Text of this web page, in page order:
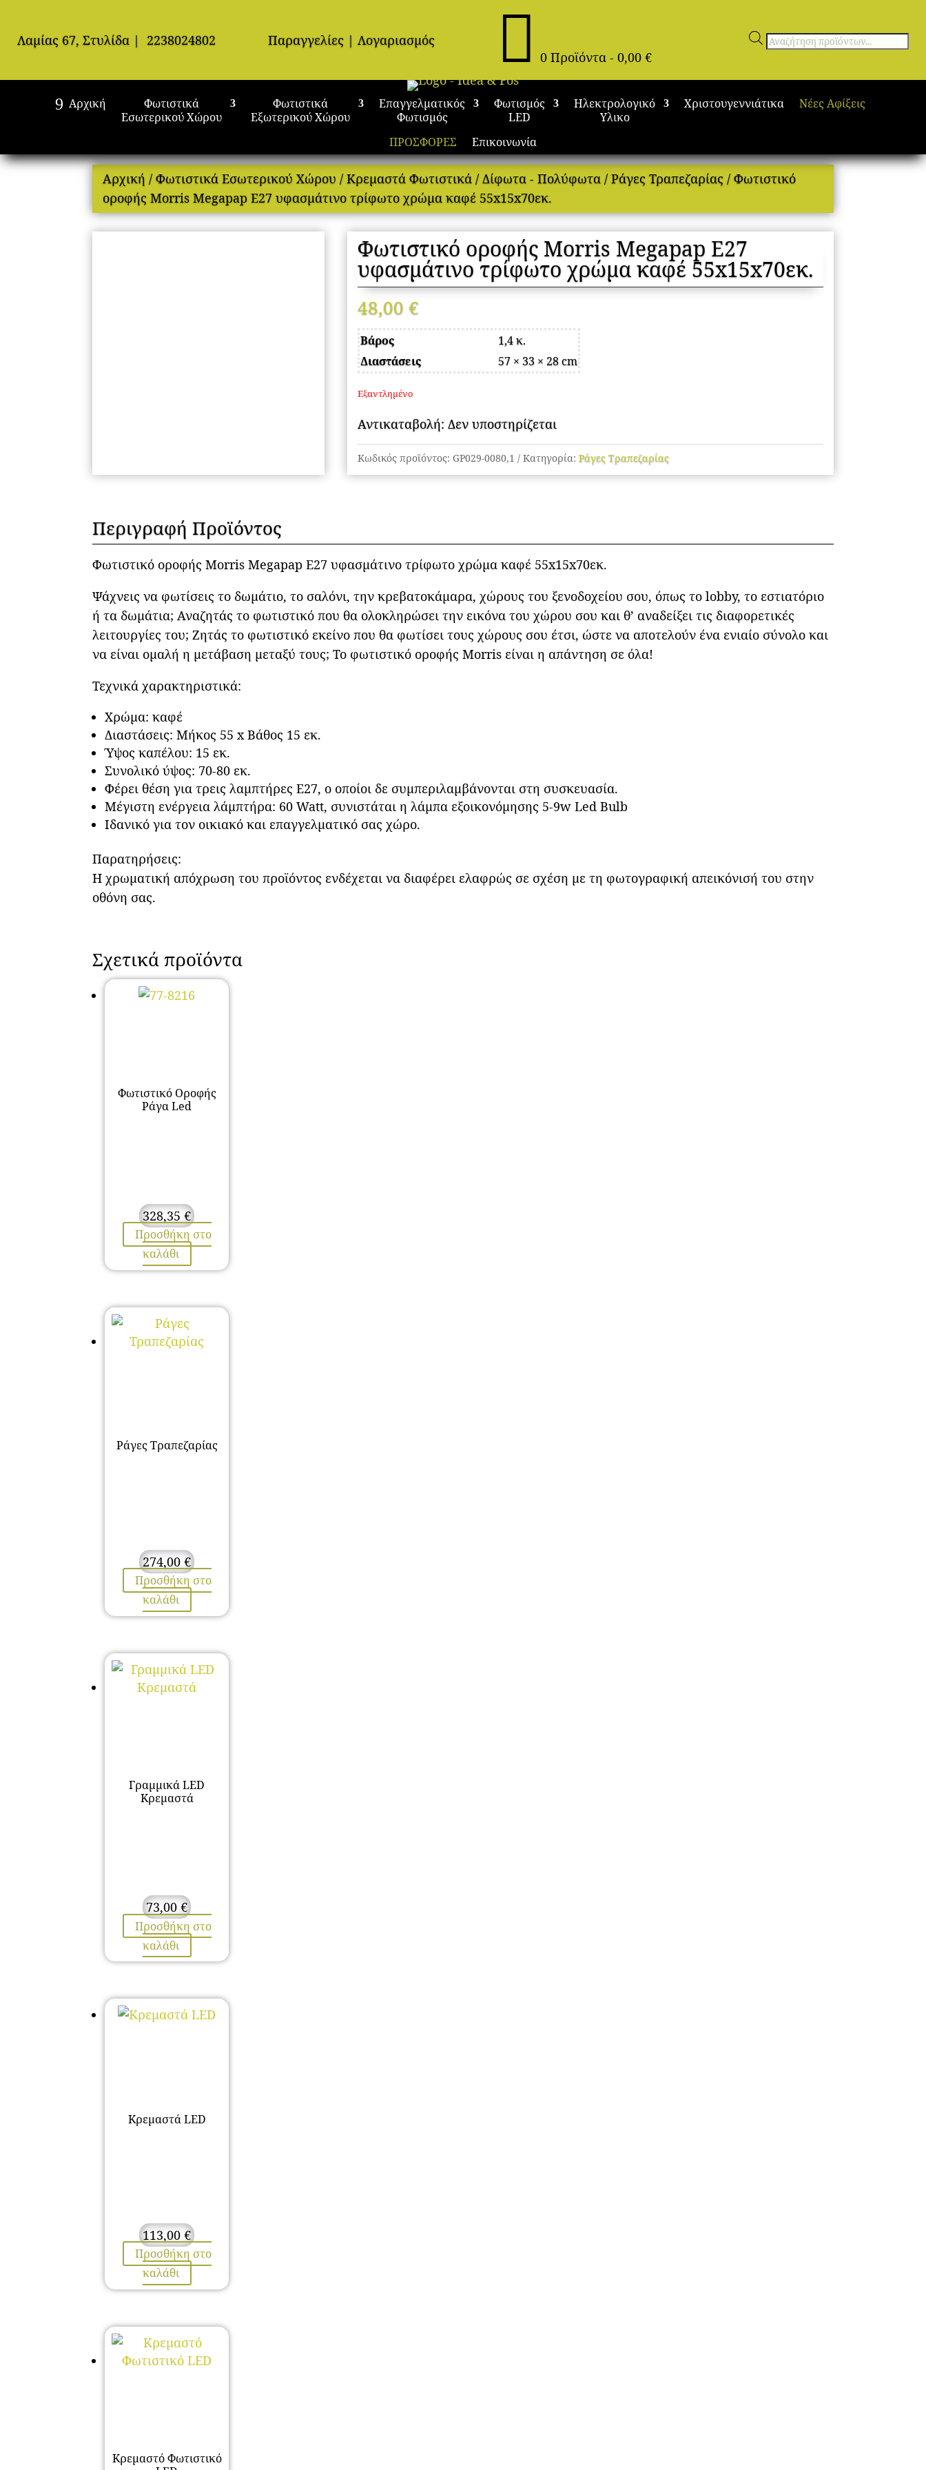
Λαμίας 67, Στυλίδα | 2238024802 Παραγγελίες |Λογαριασμός  0 Προϊόντα - 0,00€
Αναζήτηση
Αρχική
Φωτιστικά
Εσωτερικού Χώρου
Φωτιστικά
Εξωτερικού Χώρου
Επαγγελματικός
Φωτισμός
Φωτισμός
LED
Ηλεκτρολογικό
Υλικο
Χριστουγεννιάτικα Νέες Αφίξεις
ΠΡΟΣΦΟΡΕΣ Επικοινωνία
Αρχική /Φωτιστικά Εσωτερικού Χώρου /Κρεμαστά Φωτιστικά /Δίφωτα - Πολύφωτα /Ράγες Τραπεζαρίας / Φωτιστικό
οροφής Morris Megapap E27 υφασμάτινο τρίφωτο χρώμα καφέ 55x15x70εκ.
Φωτιστικό οροφής Morris Megapap E27
υφασμάτινο τρίφωτο χρώμα καφέ 55x15x70εκ.
48,00 €
Βάρος
1,4 κ.
Διαστάσεις
57 × 33 × 28 cm
Εξαντλημένο
Αντικαταβολή: Δεν υποστηρίζεται
Κωδικός προϊόντος: GP029-0080,1 Κατηγορία: Ράγες Τραπεζαρίας
Περιγραφή Προϊόντος
Φωτιστικό οροφής Morris Megapap E27 υφασμάτινο τρίφωτο χρώμα καφέ 55x15x70εκ.
Ψάχνεις να φωτίσεις το δωμάτιο, το σαλόνι, την κρεβατοκάμαρα, χώρους του ξενοδοχείου σου, όπως το lobby, το εστιατόριο
ή τα δωμάτια; Αναζητάς το φωτιστικό που θα ολοκληρώσει την εικόνα του χώρου σου και θ’ αναδείξει τις διαφορετικές
λειτουργίες του; Ζητάς το φωτιστικό εκείνο που θα φωτίσει τους χώρους σου έτσι, ώστε να αποτελούν ένα ενιαίο σύνολο και
να είναι ομαλή η μετάβαση μεταξύ τους; Το φωτιστικό οροφής Morris είναι η απάντηση σε όλα!
Τεχνικά χαρακτηριστικά:
Χρώμα: καφέ
Διαστάσεις: Μήκος 55 x Βάθος 15 εκ.
Ύψος καπέλου: 15 εκ.
Συνολικό ύψος: 70-80 εκ.
Φέρει θέση για τρεις λαμπτήρες Ε27, ο οποίοι δε συμπεριλαμβάνονται στη συσκευασία.
Μέγιστη ενέργεια λάμπτήρα: 60 Watt, συνιστάται η λάμπα εξοικονόμησης 5-9w Led Bulb
Ιδανικό για τον οικιακό και επαγγελματικό σας χώρο.
Παρατηρήσεις:
Η χρωματική απόχρωση του προϊόντος ενδέχεται να διαφέρει ελαφρώς σε σχέση με τη φωτογραφική απεικόνισή του στην
οθόνη σας.
Σχετικά προϊόντα
Φωτιστικό Οροφής
Ράγα Led
328,35 €
Προσθήκη στο
καλάθι
Ράγες Τραπεζαρίας
274,00 €
Προσθήκη στο
καλάθι
Γραμμικά LED
Κρεμαστά
73,00 €
Προσθήκη στο
καλάθι
Κρεμαστά LED
113,00 €
Προσθήκη στο
καλάθι
Κρεμαστό Φωτιστικό